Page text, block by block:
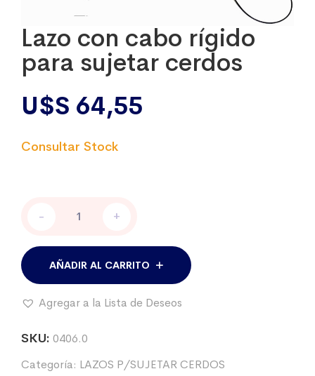
Lazo con cabo rígido
para sujetar cerdos
U$S 64,55
rígido
para
sujetar
cantidad
- +
AÑADIR AL CARRITO
Agregar a la Lista de Deseos
SKU: 0406.0
Categoría: LAZOS P/SUJETAR CERDOS